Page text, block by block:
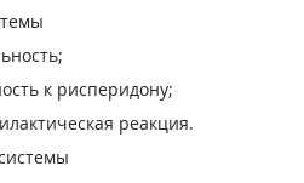
к рисперидону;
реакция.